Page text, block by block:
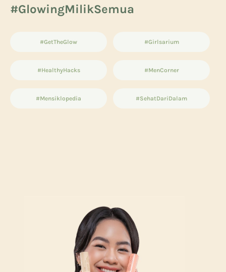
#GlowingMilikSemua
#GetTheGlow #Girlsarium
#HealthyHacks #MenCorner
#Mensiklopedia #SehatDariDalam